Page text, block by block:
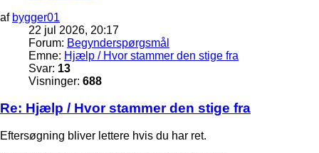
af bygger01
22 jul 2026, 20:17
Forum: Begynderspørgsmål
Emne: Hjælp / Hvor stammer den stige fra
Svar: 13
Visninger: 688
Re: Hjælp / Hvor stammer den stige fra
Eftersøgning bliver lettere hvis du har ret.